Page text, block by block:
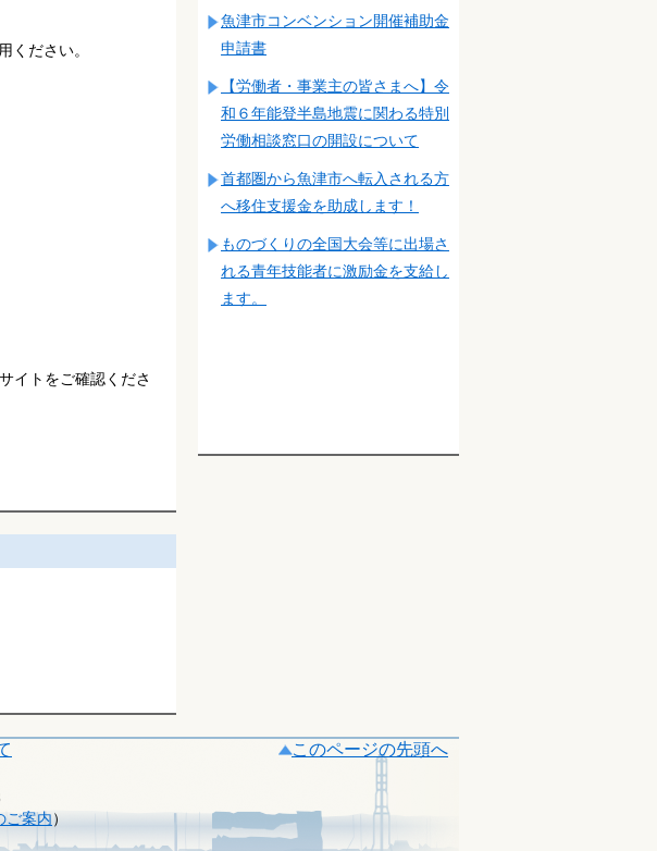
ください。
イトをご確認くださ
魚津市コンベンション開催補助金
申請書
【労働者・事業主の皆さまへ】令
和６年能登半島地震に関わる特別
労働相談窓口の開設について
首都圏から魚津市へ転入される方
へ移住支援金を助成します！
ものづくりの全国大会等に出場さ
れる青年技能者に激励金を支給し
ます。
このページの先頭へ
ご案内）